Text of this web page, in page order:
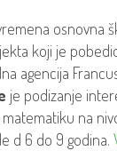
osnovna
koji je
agencija
je podizanje
na
d 6 do 9 godina.